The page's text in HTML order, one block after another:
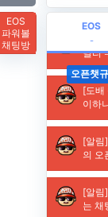
EOS
-
EOS
파워볼
채팅방